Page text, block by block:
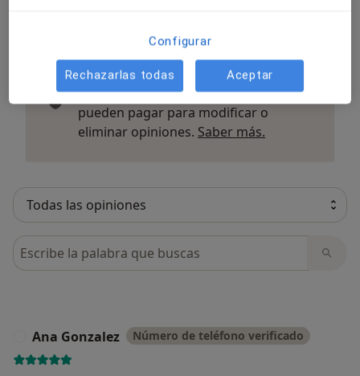
Todas las opiniones son importantes,
por este motivo, los especialistas no
pueden pagar para modificar o
eliminar opiniones. Saber más.
Busca en opiniones
Ana Gonzalez Número de teléfono verificado
Configurar
Rechazarlas todas Aceptar